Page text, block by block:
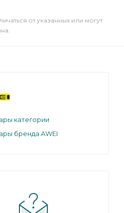
от указанных или могут
категории
бренда AWEI